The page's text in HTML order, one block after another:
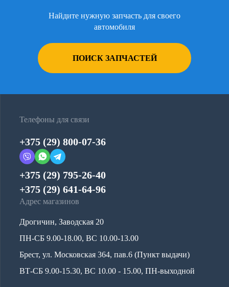
Найдите нужную запчасть для своего
автомобиля
ПОИСК ЗАПЧАСТЕЙ
Телефоны для связи
+375 (29) 800-07-36
+375 (29) 795-26-40
+375 (29) 641-64-96
Адрес магазинов
Дрогичин, Заводская 20
ПН-СБ 9.00-18.00, ВС 10.00-13.00
Брест, ул. Московская 364, пав.6 (Пункт выдачи)
ВТ-СБ 9.00-15.30, ВС 10.00 - 15.00, ПН-выходной